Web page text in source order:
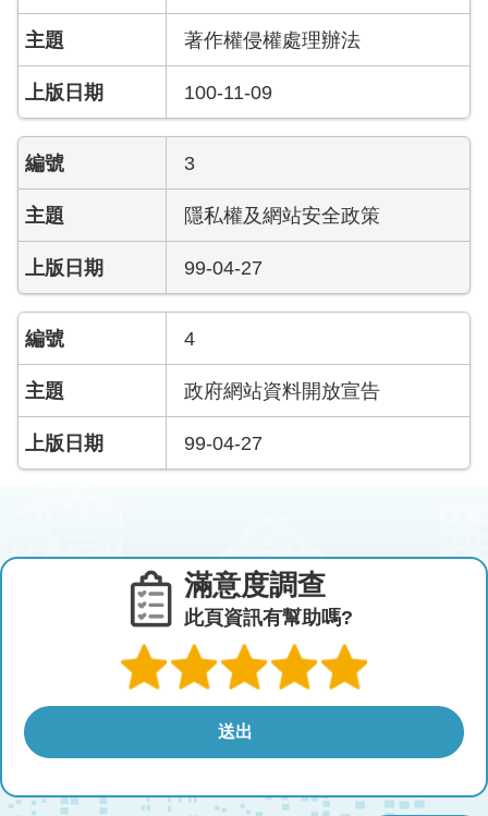
著作權侵權處理辦法
100-11-09
3
隱私權及網站安全政策
99-04-27
4
政府網站資料開放宣告
99-04-27
滿意度調查
此頁資訊有幫助嗎?